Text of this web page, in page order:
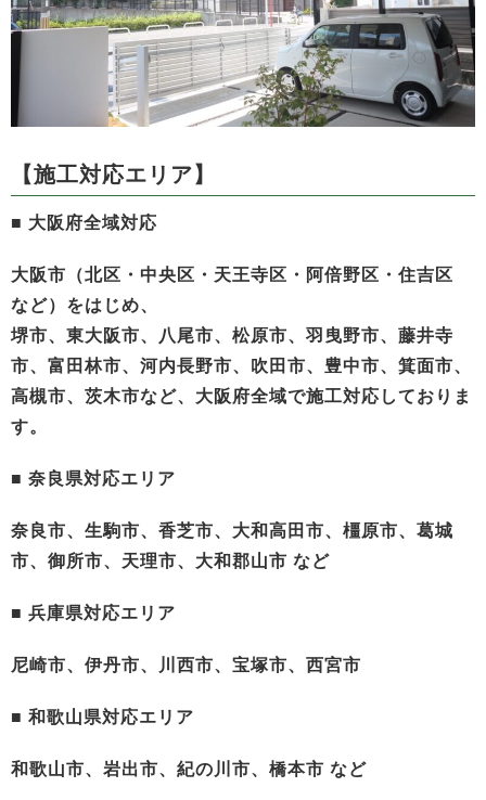
【施工対応エリア】
■ 大阪府全域対応
大阪市（北区・中央区・天王寺区・阿倍野区・住吉区
など）をはじめ、
堺市、東大阪市、八尾市、松原市、羽曳野市、藤井寺
市、富田林市、河内長野市、吹田市、豊中市、箕面市、
高槻市、茨木市など、大阪府全域で施工対応しておりま
す。
■ 奈良県対応エリア
奈良市、生駒市、香芝市、大和高田市、橿原市、葛城
市、御所市、天理市、大和郡山市 など
■ 兵庫県対応エリア
尼崎市、伊丹市、川西市、宝塚市、西宮市
■ 和歌山県対応エリア
和歌山市、岩出市、紀の川市、橋本市 など